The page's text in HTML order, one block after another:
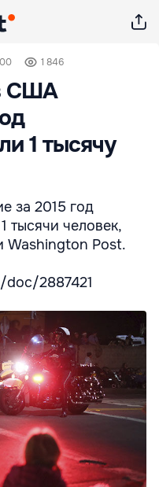
1 846
США
1 тысячу
за 2015 год
тысячи человек,
Washington Post.
2887421